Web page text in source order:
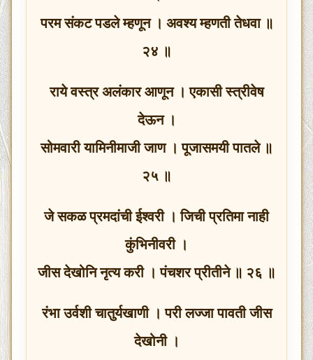
परम संकट पडले म्हणून । अवश्य म्हणती तेधवा ॥
२४ ॥
राये वस्त्र अलंकार आणून । एकासी स्त्रीवेष
देऊन ।
सोमवारी यामिनीमाजी जाण । पूजासमयी पातले ॥
२५ ॥
जे सकळ प्रमदांची ईश्वरी । जिची प्रतिमा नाही
कुंभिनीवरी ।
जीस देखोनि नृत्य करी । पंचशर प्रीतीने ॥ २६ ॥
रंभा उर्वशी चातुर्यखाणी । परी लज्जा पावती जीस
देखोनी ।